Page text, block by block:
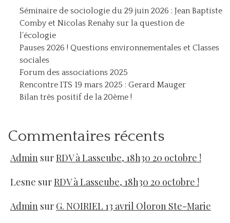
Séminaire de sociologie du 29 juin 2026 : Jean Baptiste
Comby et Nicolas Renahy sur la question de
l’écologie
Pauses 2026 ! Questions environnementales et Classes
sociales
Forum des associations 2025
Rencontre ITS 19 mars 2025 : Gerard Mauger
Bilan très positif de la 20ème !
Commentaires récents
Admin surRDV à Lasseube, 18h30 20 octobre !
Lesne surRDV à Lasseube, 18h30 20 octobre !
Admin sur G. NOIRIEL 13 avril Oloron Ste-Marie